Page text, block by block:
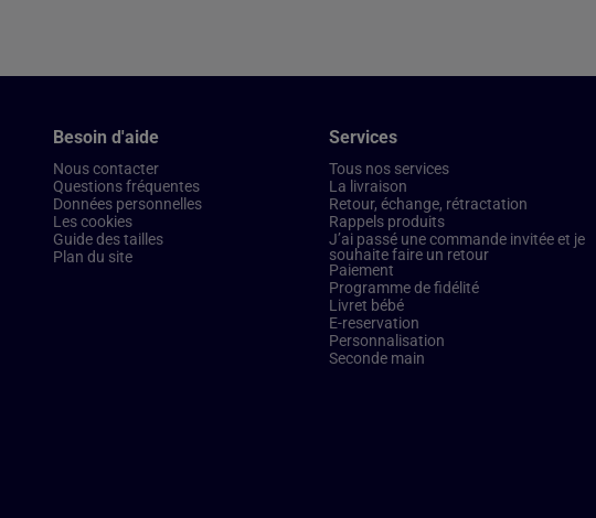
Besoin d'aide
Nous contacter
Questions fréquentes
Données personnelles
Les cookies
Guide des tailles
Plan du site
Services
Tous nos services
La livraison
Retour, échange, rétractation
Rappels produits
J’ai passé une commande invitée et je
souhaite faire un retour
Paiement
Programme de fidélité
Livret bébé
E-reservation
Personnalisation
Seconde main